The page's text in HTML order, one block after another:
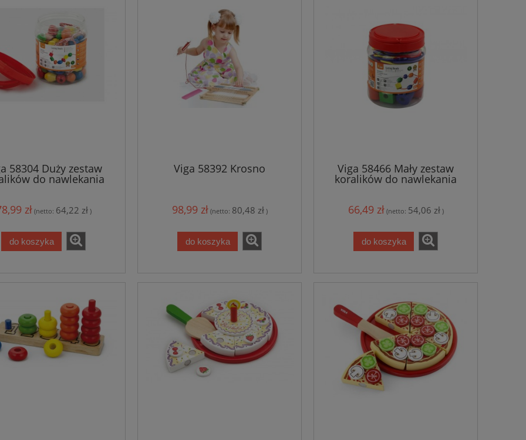
58304 Duży zestaw
do nawlekania
zł (netto: 64,22 zł)
do koszyka
Viga 58392 Krosno
98,99 zł (netto: 80,48 zł)
do koszyka
Viga 58466 Mały zestaw
koralików do nawlekania
66,49 zł (netto: 54,06 zł)
do koszyka